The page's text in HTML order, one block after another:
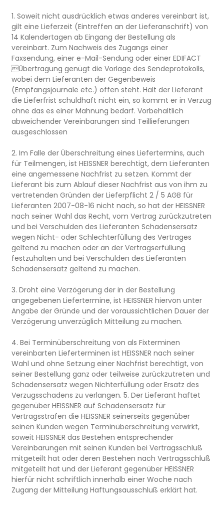
1. Soweit nicht ausdrücklich etwas anderes vereinbart ist,
gilt eine Lieferzeit (Eintreffen an der Lieferanschrift) von
14 Kalendertagen ab Eingang der Bestellung als
vereinbart. Zum Nachweis des Zugangs einer
Faxsendung, einer e-Mail-Sendung oder einer EDIFACT
Übertragung genügt die Vorlage des Sendeprotokolls,
wobei dem Lieferanten der Gegenbeweis
(Empfangsjournale etc.) offen steht. Hält der Lieferant
die Lieferfrist schuldhaft nicht ein, so kommt er in Verzug
ohne das es einer Mahnung bedarf. Vorbehaltlich
abweichender Vereinbarungen sind Teillieferungen
ausgeschlossen
2. Im Falle der Überschreitung eines Liefertermins, auch
für Teilmengen, ist HEISSNER berechtigt, dem Lieferanten
eine angemessene Nachfrist zu setzen. Kommt der
Lieferant bis zum Ablauf dieser Nachfrist aus von ihm zu
vertretenden Gründen der Lieferpflicht 2 / 5 AGB für
Lieferanten 2007-08-16 nicht nach, so hat der HEISSNER
nach seiner Wahl das Recht, vom Vertrag zurückzutreten
und bei Verschulden des Lieferanten Schadensersatz
wegen Nicht- oder Schlechterfüllung des Vertrages
geltend zu machen oder an der Vertragserfüllung
festzuhalten und bei Verschulden des Lieferanten
Schadensersatz geltend zu machen.
3. Droht eine Verzögerung der in der Bestellung
angegebenen Liefertermine, ist HEISSNER hiervon unter
Angabe der Gründe und der voraussichtlichen Dauer der
Verzögerung unverzüglich Mitteilung zu machen.
4. Bei Terminüberschreitung von als Fixterminen
vereinbarten Lieferterminen ist HEISSNER nach seiner
Wahl und ohne Setzung einer Nachfrist berechtigt, von
seiner Bestellung ganz oder teilweise zurückzutreten und
Schadensersatz wegen Nichterfüllung oder Ersatz des
Verzugsschadens zu verlangen. 5. Der Lieferant haftet
gegenüber HEISSNER auf Schadensersatz für
Vertragsstrafen die HEISSNER seinerseits gegenüber
seinen Kunden wegen Terminüberschreitung verwirkt,
soweit HEISSNER das Bestehen entsprechender
Vereinbarungen mit seinen Kunden bei Vertragsschluß
mitgeteilt hat oder deren Bestehen nach Vertragsschluß
mitgeteilt hat und der Lieferant gegenüber HEISSNER
hierfür nicht schriftlich innerhalb einer Woche nach
Zugang der Mitteilung Haftungsausschluß erklärt hat.